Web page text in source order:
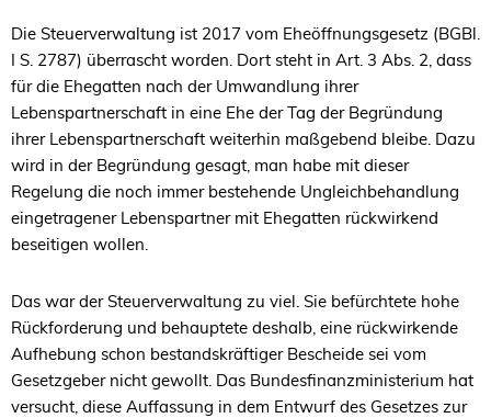
Die Steuerverwaltung ist 2017 vom Eheöffnungsgesetz (BGBl.
I S. 2787) überrascht worden. Dort steht in Art. 3 Abs. 2, dass
für die Ehegatten nach der Umwandlung ihrer
Lebenspartnerschaft in eine Ehe der Tag der Begründung
ihrer Lebenspartnerschaft weiterhin maßgebend bleibe. Dazu
wird in der Begründung gesagt, man habe mit dieser
Regelung die noch immer bestehende Ungleichbehandlung
eingetragener Lebenspartner mit Ehegatten rückwirkend
beseitigen wollen.
Das war der Steuerverwaltung zu viel. Sie befürchtete hohe
Rückforderung und behauptete deshalb, eine rückwirkende
Aufhebung schon bestandskräftiger Bescheide sei vom
Gesetzgeber nicht gewollt. Das Bundesfinanzministerium hat
versucht, diese Auffassung in dem Entwurf des Gesetzes zur